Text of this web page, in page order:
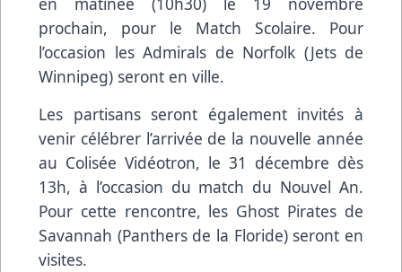
prochain, pour le Match Scolaire. Pour
l’occasion les Admirals de Norfolk (Jets de
Winnipeg) seront en ville.
Les partisans seront également invités à
venir célébrer l’arrivée de la nouvelle année
au Colisée Vidéotron, le 31 décembre dès
13h, à l’occasion du match du Nouvel An.
Pour cette rencontre, les Ghost Pirates de
Savannah (Panthers de la Floride) seront en
visites.